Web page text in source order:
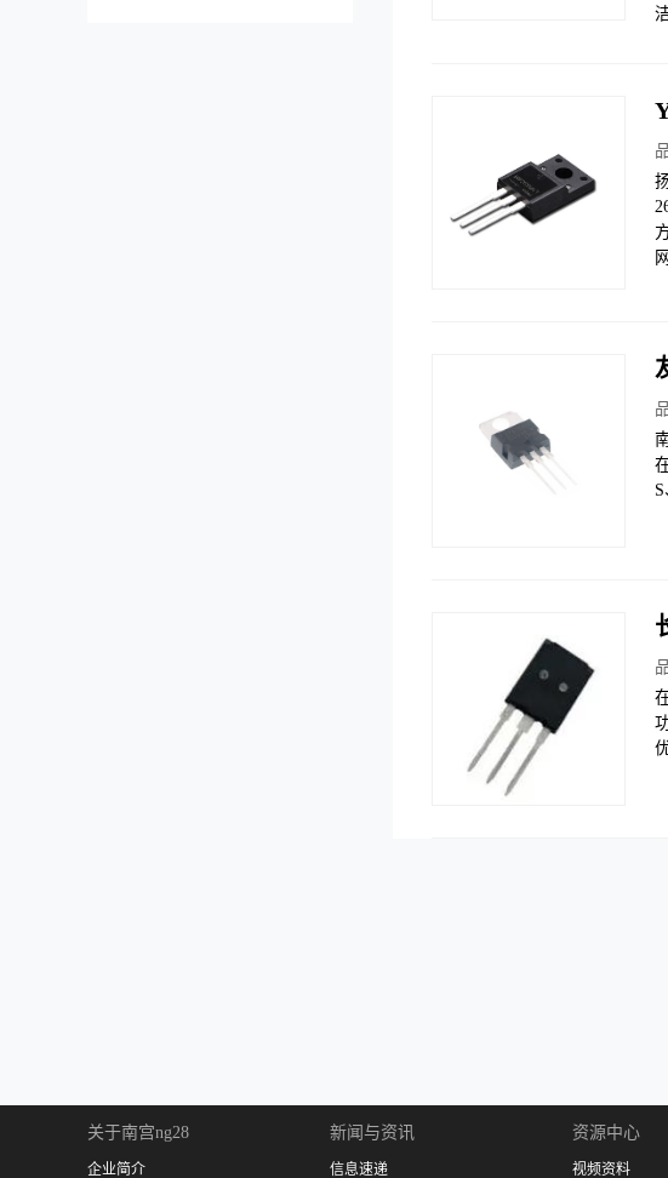
关于南宫ng28
企业简介
新闻与资讯
信息速递
资源中心
视频资料